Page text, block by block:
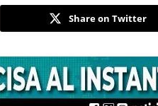
Share on Twitter